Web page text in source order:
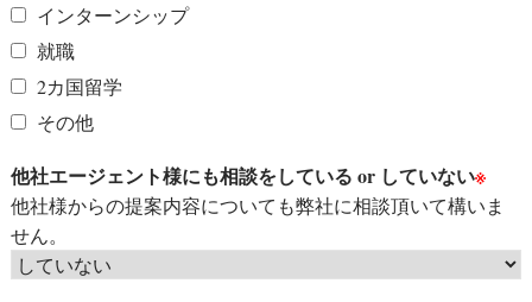
インターンシップ
就職
2カ国留学
その他
他社エージェント様にも相談をしている or していない※
他社様からの提案内容についても弊社に相談頂いて構いま
せん。